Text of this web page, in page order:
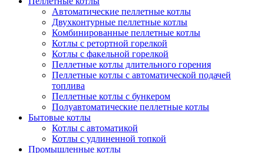
Автоматические пеллетные котлы
Двухконтурные пеллетные котлы
Комбинированные пеллетные котлы
Котлы с ретортной горелкой
Котлы с факельной горелкой
Пеллетные котлы длительного горения
Пеллетные котлы с автоматической подачей
топлива
Пеллетные котлы с бункером
Полуавтоматические пеллетные котлы
Бытовые котлы
Котлы с автоматикой
Котлы с удлиненной топкой
Промышленные котлы